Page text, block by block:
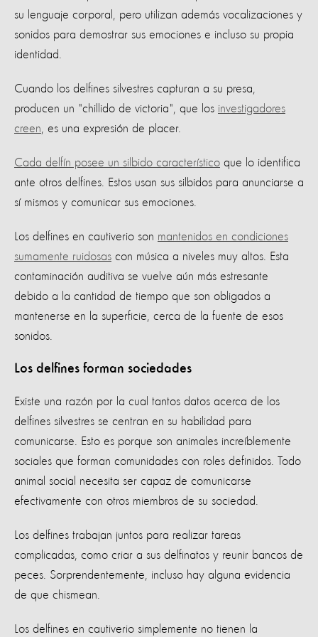
su lenguaje corporal, pero utilizan además vocalizaciones y
sonidos para demostrar sus emociones e incluso su propia
identidad.
Cuando los delfines silvestres capturan a su presa,
producen un "chillido de victoria", que los investigadores
creen , es una expresión de placer.
Cada delfín posee un silbido característico que lo identifica
ante otros delfines. Estos usan sus silbidos para anunciarse a
sí mismos y comunicar sus emociones.
Los delfines en cautiverio son mantenidos en condiciones
sumamente ruidosas con música a niveles muy altos. Esta
contaminación auditiva se vuelve aún más estresante
debido a la cantidad de tiempo que son obligados a
mantenerse en la superficie, cerca de la fuente de esos
sonidos.
Los delfines forman sociedades
Existe una razón por la cual tantos datos acerca de los
delfines silvestres se centran en su habilidad para
comunicarse. Esto es porque son animales increíblemente
sociales que forman comunidades con roles definidos. Todo
animal social necesita ser capaz de comunicarse
efectivamente con otros miembros de su sociedad.
Los delfines trabajan juntos para realizar tareas
complicadas, como criar a sus delfinatos y reunir bancos de
peces. Sorprendentemente, incluso hay alguna evidencia
de que chismean.
Los delfines en cautiverio simplemente no tienen la